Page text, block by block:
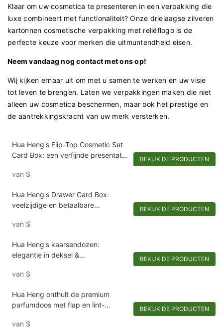
Klaar om uw cosmetica te presenteren in een verpakking die
luxe combineert met functionaliteit? Onze drielaagse zilveren
kartonnen cosmetische verpakking met reliëflogo is de
perfecte keuze voor merken die uitmuntendheid eisen.
Neem vandaag nog contact met ons op!
Wij kijken ernaar uit om met u samen te werken en uw visie
tot leven te brengen. Laten we verpakkingen maken die niet
alleen uw cosmetica beschermen, maar ook het prestige en
de aantrekkingskracht van uw merk versterken.
Hua Heng's Flip-Top Cosmetic Set
Card Box: een verfijnde presentatie
1722250371206134
van $
BEKIJK DE PRODUCTEN
Hua Heng's Drawer Card Box:
veelzijdige en betaalbare
cosmetica
van $
BEKIJK DE PRODUCTEN
Hua Heng's kaarsendozen:
elegantie in deksel &
van $
BEKIJK DE PRODUCTEN
Hua Heng onthult de premium
parfumdoos met flap en lint-
van $
BEKIJK DE PRODUCTEN